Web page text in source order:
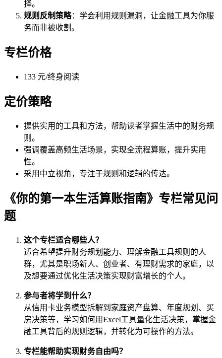
择。
规则反制策略：学会利用规则漏洞，让金融工具为你服
务而非被收割。
专栏价格
133 元/终身阅读
定价策略
提供实用的工具和方法，帮助读者掌握生活中的财务规
则。
强调覆盖高频生活场景，实现全流程算账，提升实用
性。
采用中立视角，专注于规则和逻辑的传达。
《你的第一本生活算账指南》专栏常见问
题
这个专栏适合哪些人？
适合希望提升财务规划能力、理解金融工具规则的人
群，尤其是职场新人、创业者、有理财需求的家庭，以
及想要通过优化生活决策实现财富增长的个人。
参与者将学到什么？
从信用卡业务模型拆解到家庭资产盘算、年度规划、买
房决策等，学习如何用Excel工具量化生活决策，掌握金
融工具背后的规则逻辑，并转化为可操作的方法。
专栏能帮助实现财务自由吗？